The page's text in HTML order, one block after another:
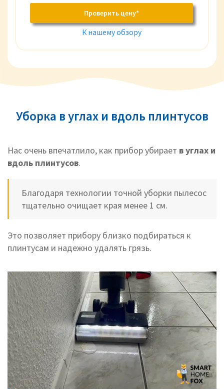
Проверить цену*
К нашему обзору
Уборка в углах и вдоль плинтусов
Нас очень впечатлило, как прибор убирает в углах и
вдоль плинтусов.
Благодаря технологии точной уборки пылесос
тщательно очищает края менее 1 см.
Это позволяет прибору близко подбираться к
плинтусам и надежно удалять грязь.